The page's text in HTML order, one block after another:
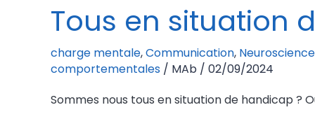
Tous en situation
charge mentale,Communication,
comportementales / MAb / 02/09/2024
Sommes nous tous en situation de handicap ?